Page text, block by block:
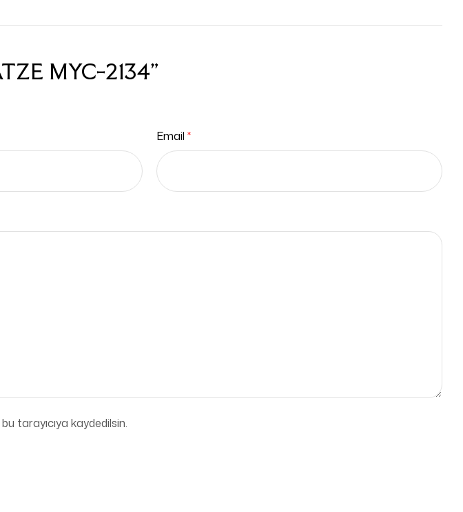
MYC-2134”
Email*
tarayıcıya kaydedilsin.